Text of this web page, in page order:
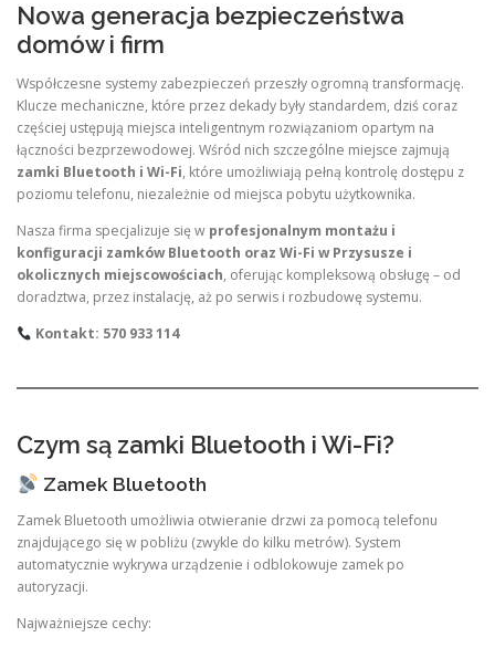
Nowa generacja bezpieczeństwa
domów i firm
Współczesne systemy zabezpieczeń przeszły ogromną transformację.
Klucze mechaniczne, które przez dekady były standardem, dziś coraz
częściej ustępują miejsca inteligentnym rozwiązaniom opartym na
łączności bezprzewodowej. Wśród nich szczególne miejsce zajmują
zamki Bluetooth i Wi-Fi, które umożliwiają pełną kontrolę dostępu z
poziomu telefonu, niezależnie od miejsca pobytu użytkownika.
Nasza firma specjalizuje się w profesjonalnym montażu i
konfiguracji zamków Bluetooth oraz Wi-Fi w Przysusze i
okolicznych miejscowościach, oferując kompleksową obsługę – od
doradztwa, przez instalację, aż po serwis i rozbudowę systemu.
Kontakt: 570 933 114
Czym są zamki Bluetooth i Wi-Fi?
Zamek Bluetooth
Zamek Bluetooth umożliwia otwieranie drzwi za pomocą telefonu
znajdującego się w pobliżu (zwykle do kilku metrów). System
automatycznie wykrywa urządzenie i odblokowuje zamek po
autoryzacji.
Najważniejsze cechy: